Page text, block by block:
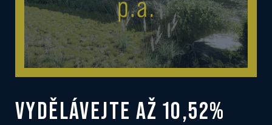
VYDĚLÁVEJTE AŽ 10,52%